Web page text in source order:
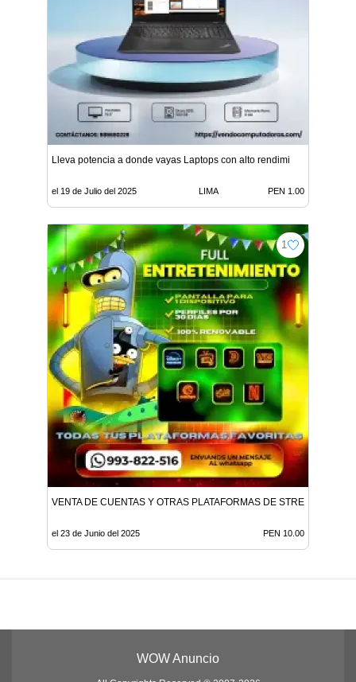
Lleva potencia a donde vayas Laptops con alto rendimi
el 19 de Julio del 2025 LIMA PEN 1.00
1
VENTA DE CUENTAS Y OTRAS PLATAFORMAS DE STREAMING
el 23 de Junio del 2025 PEN 10.00
WOW Anuncio